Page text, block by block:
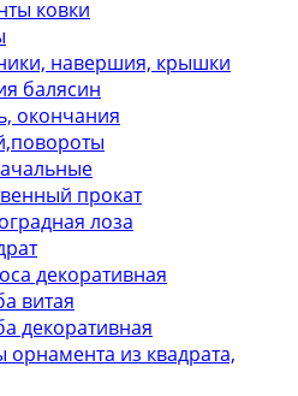
ковки
навершия, крышки
балясин
окончания
прокат
лоза
декоративная
витая
декоративная
орнамента из квадрата,